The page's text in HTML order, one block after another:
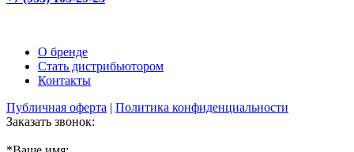
О бренде
Стать дистрибьютором
Контакты
Публичная оферта | Политика конфиденциальности
Заказать звонок: